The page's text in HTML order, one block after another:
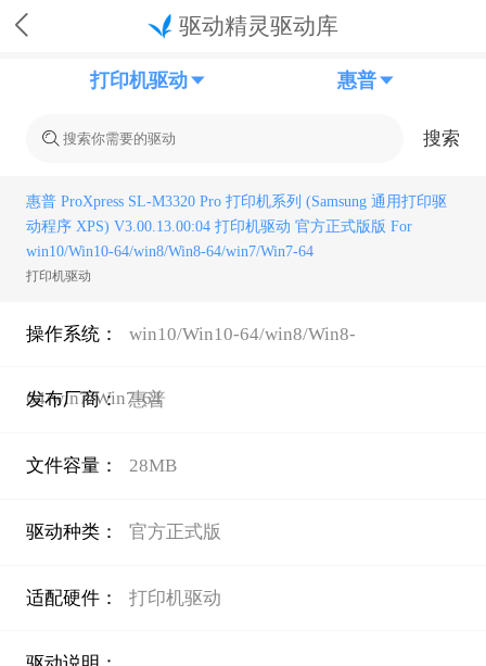
驱动精灵驱动库
打印机驱动 惠普
搜索
惠普 ProXpress SL-M3320 Pro 打印机系列 (Samsung 通用打印驱
动程序 XPS) V3.00.13.00:04 打印机驱动 官方正式版版 For
win10/Win10-64/win8/Win8-64/win7/Win7-64
打印机驱动
操作系统： win10/Win10-64/win8/Win8-
64/win7/Win7-64
发布厂商： 惠普
文件容量： 28MB
驱动种类： 官方正式版
适配硬件： 打印机驱动